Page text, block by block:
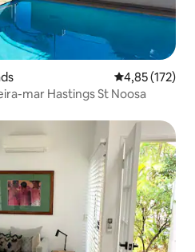
4,85 de uma
4,85 (172)
mar Hastings St Noosa